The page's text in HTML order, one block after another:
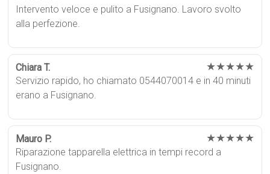
Intervento veloce e pulito a Fusignano. Lavoro svolto
alla perfezione.
Chiara T. ★★★★★
Servizio rapido, ho chiamato 0544070014 e in 40 minuti
erano a Fusignano.
Mauro P. ★★★★★
Riparazione tapparella elettrica in tempi record a
Fusignano.